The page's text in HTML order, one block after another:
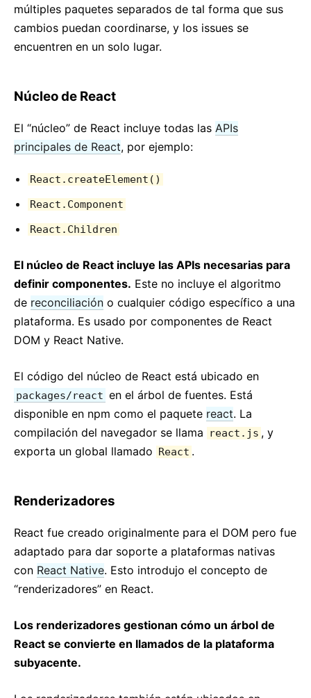
múltiples paquetes separados de tal forma que sus
cambios puedan coordinarse, y los issues se
encuentren en un solo lugar.
Núcleo de React
El “núcleo” de React incluye todas las APIs
principales de React, por ejemplo:
React.createElement()
React.Component
React.Children
El núcleo de React incluye las APIs necesarias para
definir componentes. Este no incluye el algoritmo
de reconciliación o cualquier código específico a una
plataforma. Es usado por componentes de React
DOM y React Native.
El código del núcleo de React está ubicado en
packages/react en el árbol de fuentes. Está
disponible en npm como el paquete react. La
compilación del navegador se llama
react.js , y
exporta un global llamado React .
Renderizadores
React fue creado originalmente para el DOM pero fue
adaptado para dar soporte a plataformas nativas
con React Native. Esto introdujo el concepto de
“renderizadores” en React.
Los renderizadores gestionan cómo un árbol de
React se convierte en llamados de la plataforma
subyacente.